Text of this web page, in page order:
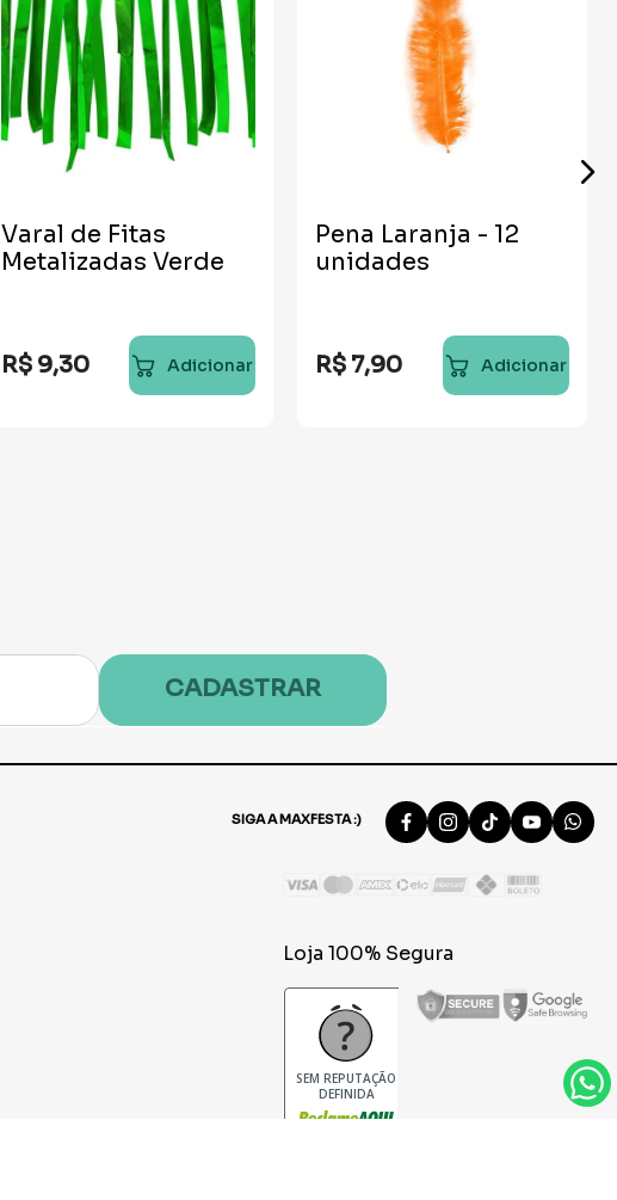
Varal de Fitas
Metalizadas Verde
R$ 9,30 Adicionar
Pena Laranja - 12
unidades
R$ 7,90 Adicionar
CADASTRAR
SIGA A MAXFESTA :)
Loja 100% Segura